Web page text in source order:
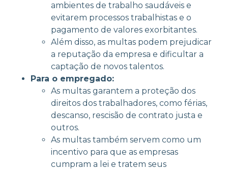
ambientes de trabalho saudáveis e
evitarem processos trabalhistas e o
pagamento de valores exorbitantes.
Além disso, as multas podem prejudicar
a reputação da empresa e dificultar a
captação de novos talentos.
Para o empregado:
As multas garantem a proteção dos
direitos dos trabalhadores, como férias,
descanso, rescisão de contrato justa e
outros.
As multas também servem como um
incentivo para que as empresas
cumpram a lei e tratem seus